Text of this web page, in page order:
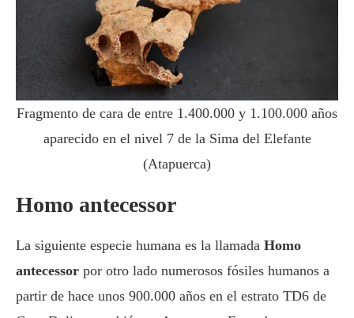
Fragmento de cara de entre 1.400.000 y 1.100.000 años
aparecido en el nivel 7 de la Sima del Elefante
(Atapuerca)
Homo antecessor
La siguiente especie humana es la llamada Homo
antecessor por otro lado numerosos fósiles humanos a
partir de hace unos 900.000 años en el estrato TD6 de